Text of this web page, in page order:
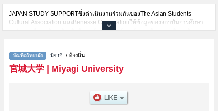
JAPAN STUDY SUPPORTซึ่งดำเนินงานร่วมกันของThe Asian Students
Cultural Association และBenesse Corporationให้ข้อมูลของสถาบันการศึกษา
ระดับมหาวิทยาลัย・บัณฑิตวิทยาลัย・วิทยาลัยระดับอนุปริญญา・วิทยาลัย
ชาติเช่นProject DesignหรือNursingหรือFood, Agricultural and Environmental
Sciences เป็นต้น,ข้อมูลของแต่ละสาขาวิจัย,ข้อมูลการสอบคัดเลือกเข้าศึกษาเช่น
จำนวนคนที่รับสมัครหรือจำนวนคนที่ผ่านการสอบคัดเลือกเป็นต้น,แนะนำสถาน
มิยากิ / ท้องถิ่น
宮城大学| Miyagi University